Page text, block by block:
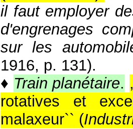
il faut employer
d'engrenages
sur les
1916, p. 131).
♦ Train planétaire.
rotatives et
malaxeur`` (